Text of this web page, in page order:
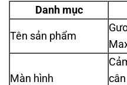
Danh mục
Tên sản phẩm
Màn hình